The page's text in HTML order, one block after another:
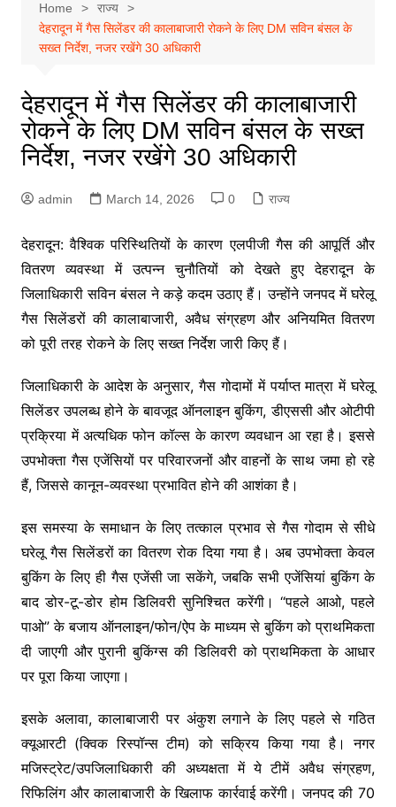
Home
राज्य
देहरादून में गैस सिलेंडर की कालाबाजारी रोकने के लिए DM सविन बंसल के
सख्त निर्देश, नजर रखेंगे 30 अधिकारी
देहरादून में गैस सिलेंडर की कालाबाजारी
रोकने के लिए DM सविन बंसल के सख्त
निर्देश, नजर रखेंगे 30 अधिकारी
admin March 14, 2026 0 राज्य
देहरादून: वैश्विक परिस्थितियों के कारण एलपीजी गैस की आपूर्ति और
वितरण व्यवस्था में उत्पन्न चुनौतियों को देखते हुए देहरादून के
जिलाधिकारी सविन बंसल ने कड़े कदम उठाए हैं। उन्होंने जनपद में घरेलू
गैस सिलेंडरों की कालाबाजारी, अवैध संग्रहण और अनियमित वितरण
को पूरी तरह रोकने के लिए सख्त निर्देश जारी किए हैं।
जिलाधिकारी के आदेश के अनुसार, गैस गोदामों में पर्याप्त मात्रा में घरेलू
सिलेंडर उपलब्ध होने के बावजूद ऑनलाइन बुकिंग, डीएससी और ओटीपी
प्रक्रिया में अत्यधिक फोन कॉल्स के कारण व्यवधान आ रहा है। इससे
उपभोक्ता गैस एजेंसियों पर परिवारजनों और वाहनों के साथ जमा हो रहे
हैं, जिससे कानून-व्यवस्था प्रभावित होने की आशंका है।
इस समस्या के समाधान के लिए तत्काल प्रभाव से गैस गोदाम से सीधे
घरेलू गैस सिलेंडरों का वितरण रोक दिया गया है। अब उपभोक्ता केवल
बुकिंग के लिए ही गैस एजेंसी जा सकेंगे, जबकि सभी एजेंसियां बुकिंग के
बाद डोर-टू-डोर होम डिलिवरी सुनिश्चित करेंगी। “पहले आओ, पहले
पाओ” के बजाय ऑनलाइन/फोन/ऐप के माध्यम से बुकिंग को प्राथमिकता
दी जाएगी और पुरानी बुकिंग्स की डिलिवरी को प्राथमिकता के आधार
पर पूरा किया जाएगा।
इसके अलावा, कालाबाजारी पर अंकुश लगाने के लिए पहले से गठित
क्यूआरटी (क्विक रिस्पॉन्स टीम) को सक्रिय किया गया है। नगर
मजिस्ट्रेट/उपजिलाधिकारी की अध्यक्षता में ये टीमें अवैध संग्रहण,
रिफिलिंग और कालाबाजारी के खिलाफ कार्रवाई करेंगी। जनपद की 70